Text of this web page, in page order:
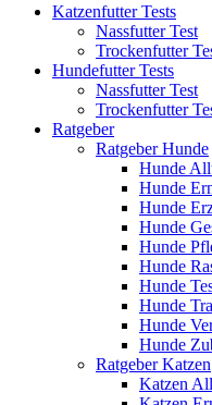
Katzenfutter Tests
Nassfutter Test
Trockenfutter
Hundefutter Tests
Nassfutter Test
Trockenfutter
Ratgeber
Ratgeber Hunde
Hunde
Hunde
Hunde
Hunde
Hunde
Hunde
Hunde
Hunde
Hunde
Hunde
Ratgeber Katzen
Katzen